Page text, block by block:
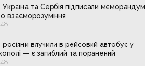
Україна та Сербія підписали меморандум
взаєморозуміння
росіяни влучили в рейсовий автобус у
— є загиблий та поранений